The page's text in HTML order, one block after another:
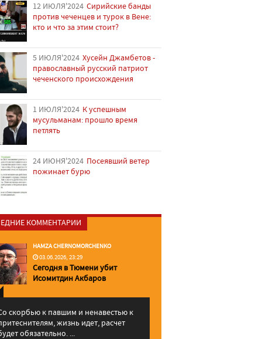
12 ИЮЛЯ'2024 Сирийские банды
против чеченцев и турок в Вене:
кто и что за этим стоит?
5 ИЮЛЯ'2024 Хусейн Джамбетов -
православный русский патриот
чеченского происхождения
1 ИЮЛЯ'2024 К успешным
мусульманам: прошло время
петлять
24 ИЮНЯ'2024 Посеявший ветер
пожинает бурю
КОММЕНТАРИИ
HAMZA CHERNOMORCHENKO
03.06.2026, 23:29
Сегодня в Тюмени убит
Исомитдин Акбаров
скорбью к павшим и ненавестью к
жизнь идет, расчет
обязательно. ...